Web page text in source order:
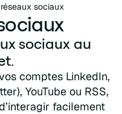
sociaux
sociaux au
comptes LinkedIn,
YouTube ou RSS,
facilement